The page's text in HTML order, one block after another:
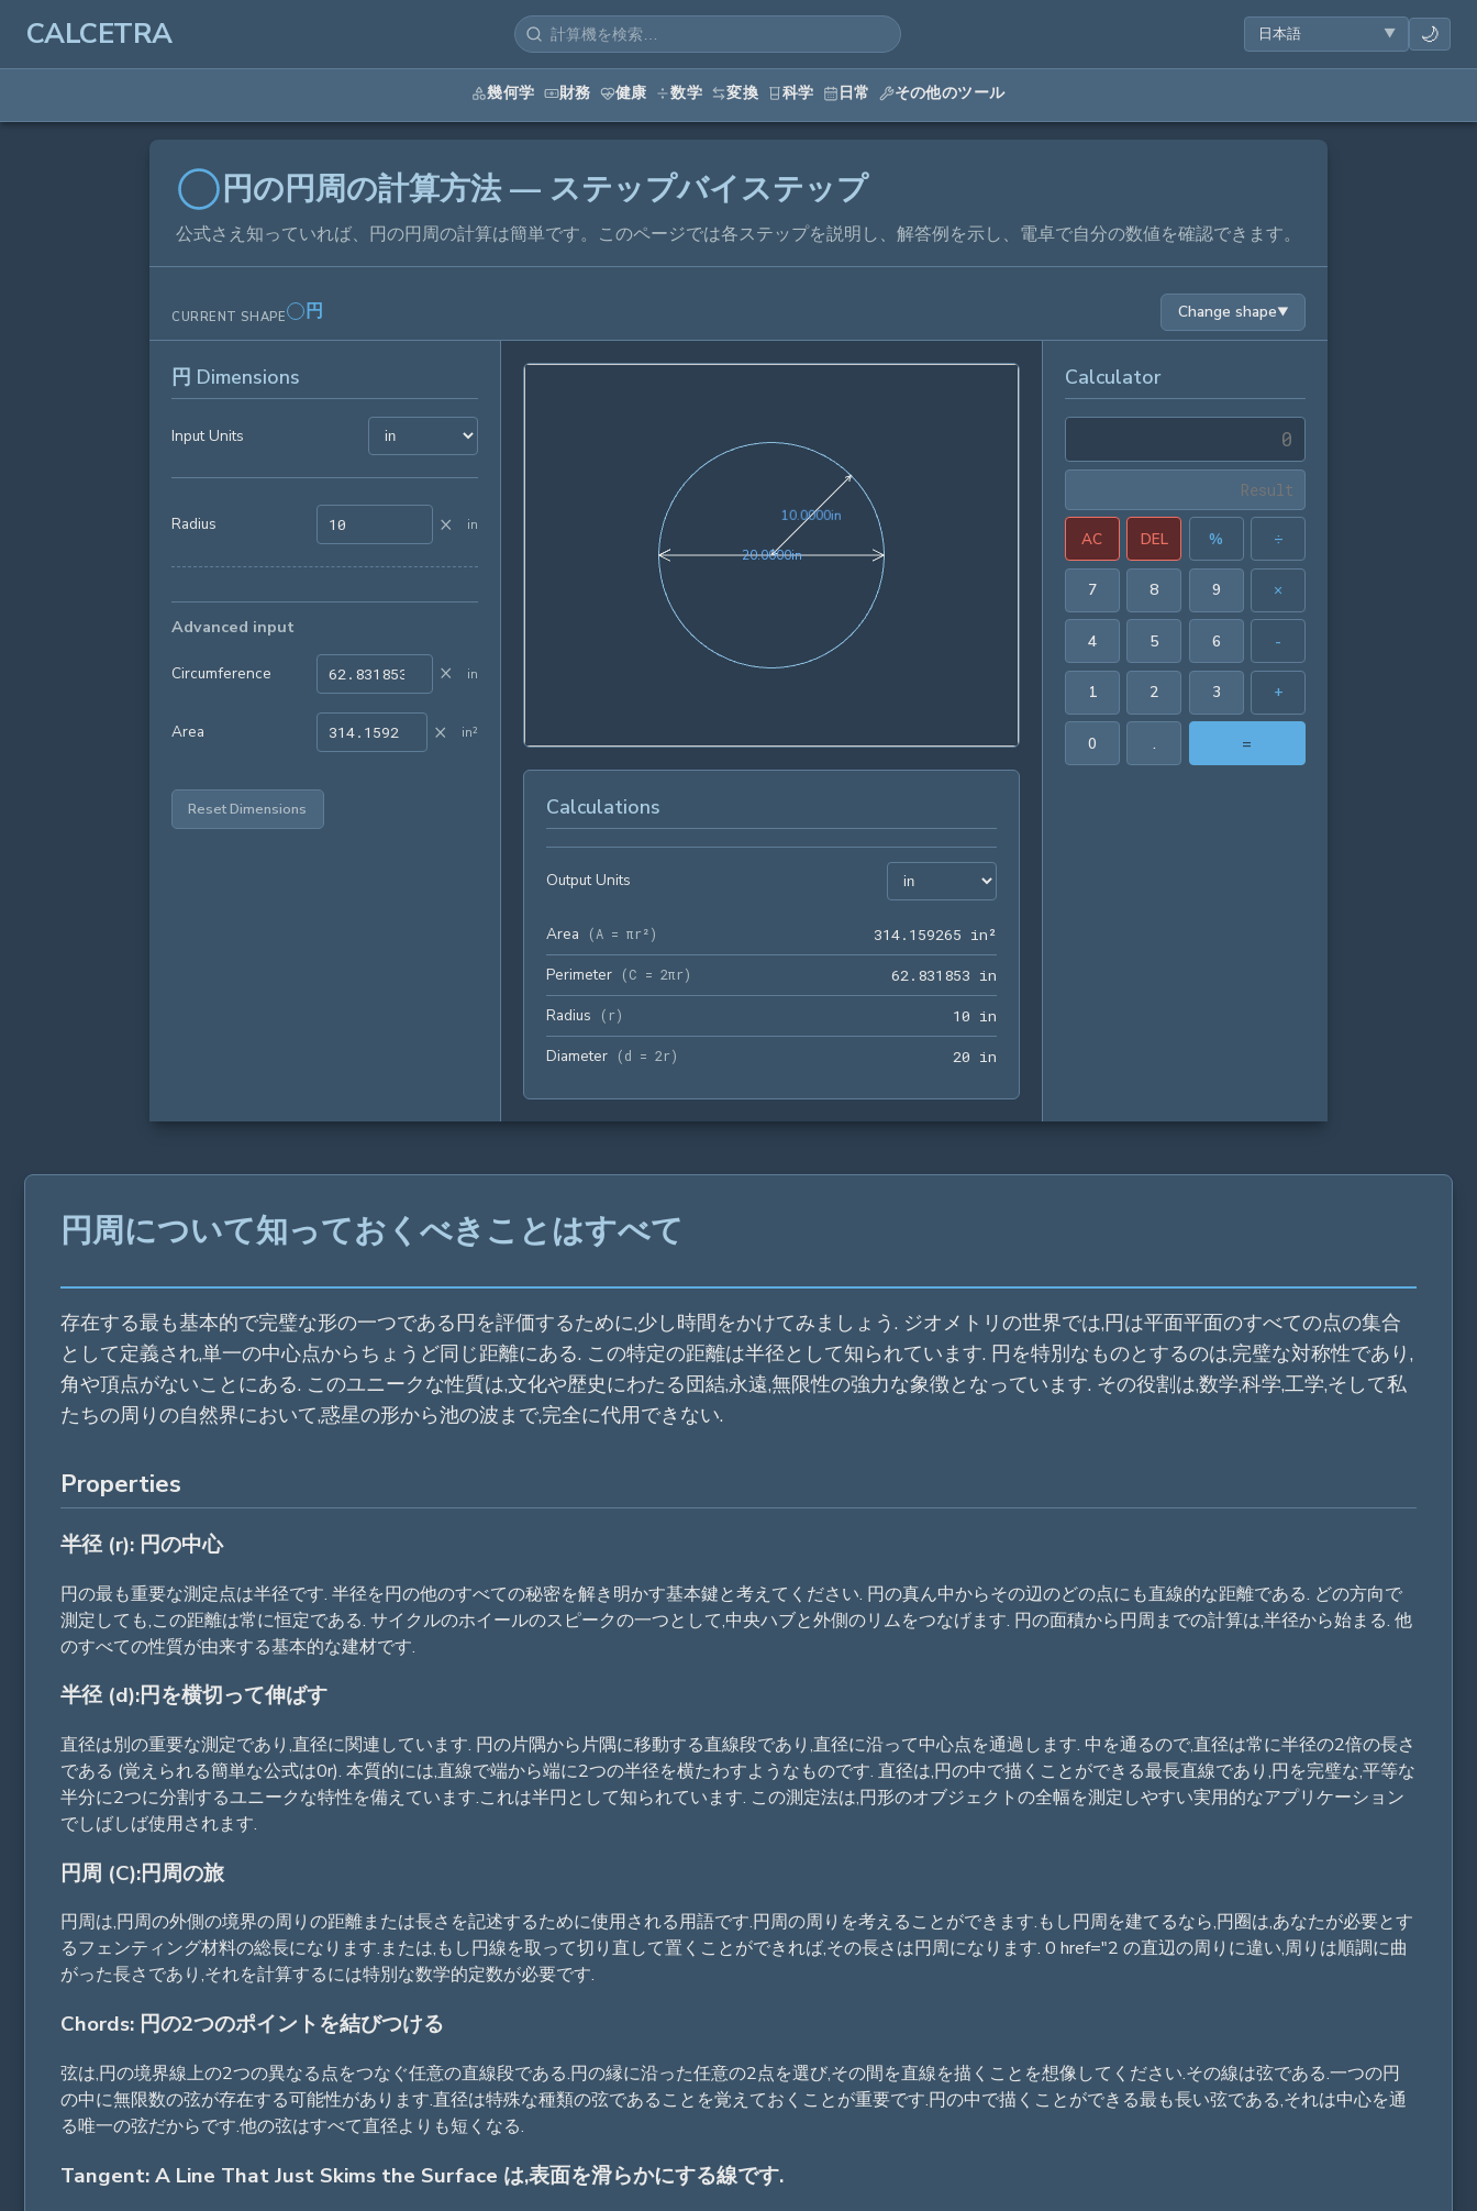
CALCETRA 🌙
幾何学 財務 健康 数学 変換 科学 日常 その他のツール
円の円周の計算方法 — ステップバイステップ
公式さえ知っていれば、円の円周の計算は簡単です。このページでは各ステップを説明し、解答例を示し、電卓で自分の数値を確認できます。
CURRENT SHAPE 円 Change shape▼
円 Dimensions
Input Units
Radius × in
Advanced input
Circumference × in
Area × in²
Reset Dimensions
10.0000in10.0000in
20.0000in20.0000in
Calculations
Output Units
Area (A = πr²) 314. 1 59265 in²
Perimeter (C = 2πr) 62. 831 853 in
Radius ( r) 10 in
Diameter (d = 2r) 20 in
Calculator
AC DEL % ÷
7 8 9 ×
4 5 6 -
1 2 3 +
0 . =
円周について知っておくべきことはすべて
存在する最も基本的で完璧な形の一つである円を評価するために,少し時間をかけてみましょう. ジオメトリの世界では,円は平面平面のすべての点の集合
として定義され,単一の中心点からちょうど同じ距離にある. この特定の距離は半径として知られています. 円を特別なものとするのは,完璧な対称性であり,
角や頂点がないことにある. このユニークな性質は,文化や歴史にわたる団結,永遠,無限性の強力な象徴となっています. その役割は,数学,科学,工学,そして私
たちの周りの自然界において,惑星の形から池の波まで,完全に代用できない.
Properties
半径 (r): 円の中心
円の最も重要な測定点は半径です. 半径を円の他のすべての秘密を解き明かす基本鍵と考えてください. 円の真ん中からその辺のどの点にも直線的な距離である. どの方向で
測定しても,この距離は常に恒定である. サイクルのホイールのスピークの一つとして,中央ハブと外側のリムをつなげます. 円の面積から円周までの計算は,半径から始まる. 他
のすべての性質が由来する基本的な建材です.
半径 (d):円を横切って伸ばす
直径は別の重要な測定であり,直径に関連しています. 円の片隅から片隅に移動する直線段であり,直径に沿って中心点を通過します. 中を通るので,直径は常に半径の2倍の長さ
である (覚えられる簡単な公式は0r). 本質的には,直線で端から端に2つの半径を横たわすようなものです. 直径は,円の中で描くことができる最長直線であり,円を完璧な,平等な
半分に2つに分割するユニークな特性を備えています.これは半円として知られています. この測定法は,円形のオブジェクトの全幅を測定しやすい実用的なアプリケーション
でしばしば使用されます.
円周 (C):円周の旅
円周は,円周の外側の境界の周りの距離または長さを記述するために使用される用語です.円周の周りを考えることができます.もし円周を建てるなら,円圈は,あなたが必要とす
るフェンティング材料の総長になります.または,もし円線を取って切り直して置くことができれば,その長さは円周になります. 0 href="2 の直辺の周りに違い,周りは順調に曲
がった長さであり,それを計算するには特別な数学的定数が必要です.
Chords: 円の2つのポイントを結びつける
弦は,円の境界線上の2つの異なる点をつなぐ任意の直線段である.円の縁に沿った任意の2点を選び,その間を直線を描くことを想像してください.その線は弦である.一つの円
の中に無限数の弦が存在する可能性があります.直径は特殊な種類の弦であることを覚えておくことが重要です.円の中で描くことができる最も長い弦である,それは中心を通
る唯一の弦だからです.他の弦はすべて直径よりも短くなる.
Tangent: A Line That Just Skims the Surface は,表面を滑らかにする線です.